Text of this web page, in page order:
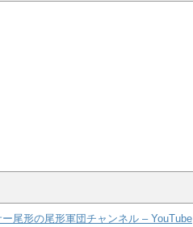
尾形の尾形軍団チャンネル – YouTube